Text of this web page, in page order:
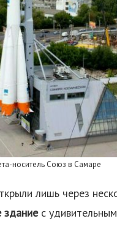
носитель Союз в Самаре
лишь через
зданиес